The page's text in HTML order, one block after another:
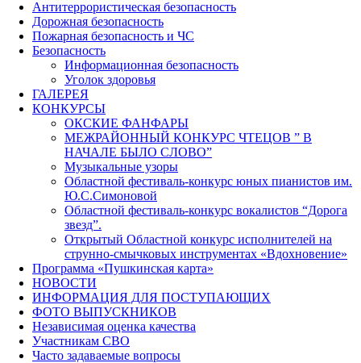
Антитеррористическая безопасность
Дорожная безопасность
Пожарная безопасность и ЧС
Безопасность
Информационная безопасность
Уголок здоровья
ГАЛЕРЕЯ
КОНКУРСЫ
ОКСКИЕ ФАНФАРЫ
МЕЖРАЙОННЫЙ КОНКУРС ЧТЕЦОВ ” В
НАЧАЛЕ БЫЛО СЛОВО”
Музыкальные узоры
Областной фестиваль-конкурс юных пианистов им.
Ю.С.Симоновой
Областной фестиваль-конкурс вокалистов “Дорога
звезд”.
Открытый Областной конкурс исполнителей на
струнно-смычковых инструментах «Вдохновение»
Программа «Пушкинская карта»
НОВОСТИ
ИНФОРМАЦИЯ ДЛЯ ПОСТУПАЮЩИХ
ФОТО ВЫПУСКНИКОВ
Независимая оценка качества
Участникам СВО
Часто задаваемые вопросы